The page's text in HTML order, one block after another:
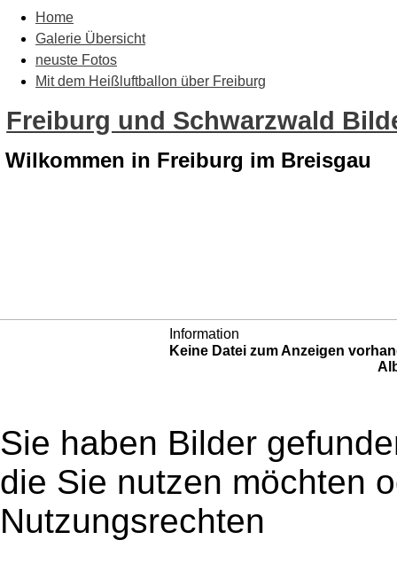
Home
Galerie Übersicht
neuste Fotos
Mit dem Heißluftballon über Freiburg
Freiburg und Schwarzwald
Wilkommen in Freiburg im Breisgau
Information
Keine Datei zum Anzeigen
Sie haben Bilder
die Sie nutzen möchten
Nutzungsrechten